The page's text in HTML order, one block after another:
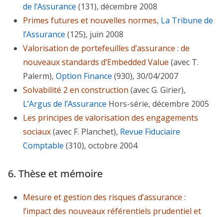
de l’Assurance (131), décembre 2008
Primes futures et nouvelles normes, La Tribune de
l’Assurance (125), juin 2008
Valorisation de portefeuilles d’assurance : de
nouveaux standards d’Embedded Value (avec T.
Palerm), Option Finance (930), 30/04/2007
Solvabilité 2 en construction (avec G. Girier),
L’Argus de l’Assurance Hors-série, décembre 2005
Les principes de valorisation des engagements
sociaux(avec F. Planchet), Revue Fiduciaire
Comptable (310), octobre 2004
6. Thèse et mémoire
Mesure et gestion des risques d’assurance :
l’impact des nouveaux référentiels prudentiel et